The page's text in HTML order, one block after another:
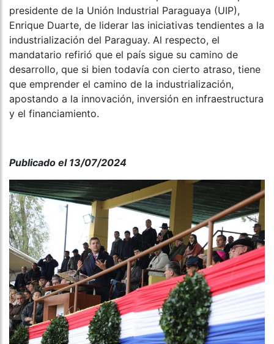
presidente de la Unión Industrial Paraguaya (UIP),
Enrique Duarte, de liderar las iniciativas tendientes a la
industrialización del Paraguay. Al respecto, el
mandatario refirió que el país sigue su camino de
desarrollo, que si bien todavía con cierto atraso, tiene
que emprender el camino de la industrialización,
apostando a la innovación, inversión en infraestructura
y el financiamiento.
Publicado el 13/07/2024